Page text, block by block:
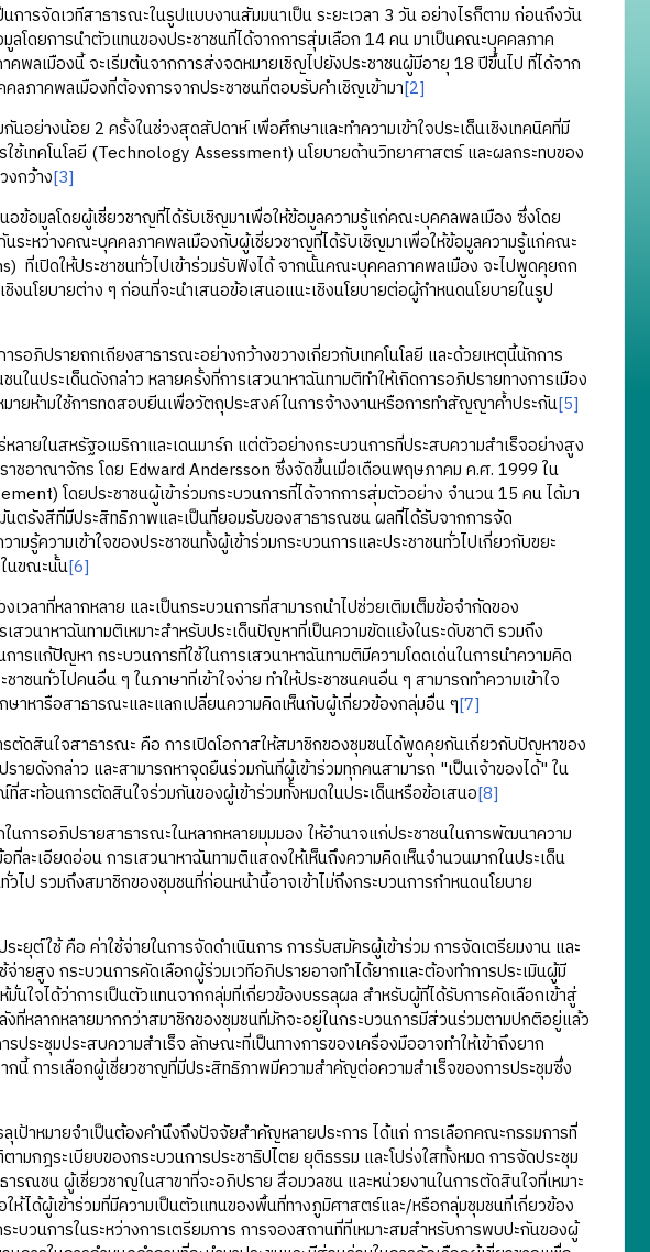
รจัดเวทีสาธารณะในรูปแบบงานสัมมนาเป็น ระยะเวลา 3 วัน อย่างไรก็ตาม ก่อนถึงวัน
โดยการนำตัวแทนของประชาชนที่ได้จากการสุ่มเลือก 14 คน มาเป็นคณะบุคคลภาค
ลเมืองนี้ จะเริ่มต้นจากการส่งจดหมายเชิญไปยังประชาชนผู้มีอายุ 18 ปีขึ้นไป ที่ได้จาก
ภาคพลเมืองที่ต้องการจากประชาชนที่ตอบรับคำเชิญเข้ามา[2]
งน้อย 2 ครั้งในช่วงสุดสัปดาห์ เพื่อศึกษาและทำความเข้าใจประเด็นเชิงเทคนิคที่มี
ช้เทคโนโลยี (Technology Assessment) นโยบายด้านวิทยาศาสตร์ และผลกระทบของ
งกว้าง[3]
อมูลโดยผู้เชี่ยวชาญที่ได้รับเชิญมาเพื่อให้ข้อมูลความรู้แก่คณะบุคคลพลเมือง ซึ่งโดย
ระหว่างคณะบุคคลภาคพลเมืองกับผู้เชี่ยวชาญที่ได้รับเชิญมาเพื่อให้ข้อมูลความรู้แก่คณะ
ที่เปิดให้ประชาชนทั่วไปเข้าร่วมรับฟังได้ จากนั้นคณะบุคคลภาคพลเมือง จะไปพูดคุยถก
นโยบายต่าง ๆ ก่อนที่จะนำเสนอข้อเสนอแนะเชิงนโยบายต่อผู้กำหนดนโยบายในรูป
ภิปรายถกเถียงสาธารณะอย่างกว้างขวางเกี่ยวกับเทคโนโลยี และด้วยเหตุนี้นักการ
นประเด็นดังกล่าว หลายครั้งที่การเสวนาหาฉันทามติทำให้เกิดการอภิปรายทางการเมือง
ยห้ามใช้การทดสอบยีนเพื่อวัตถุประสงค์ในการจ้างงานหรือการทำสัญญาค้ำประกัน[5]
ในสหรัฐอเมริกาและเดนมาร์ก แต่ตัวอย่างกระบวนการที่ประสบความสำเร็จอย่างสูง
ชอาณาจักร โดย Edward Andersson ซึ่งจัดขึ้นเมื่อเดือนพฤษภาคม ค.ศ. 1999 ใน
โดยประชาชนผู้เข้าร่วมกระบวนการที่ได้จากการสุ่มตัวอย่าง จำนวน 15 คน ได้มา
ตรังสีที่มีประสิทธิภาพและเป็นที่ยอมรับของสาธารณชน ผลที่ได้รับจากการจัด
รู้ความเข้าใจของประชาชนทั้งผู้เข้าร่วมกระบวนการและประชาชนทั่วไปเกี่ยวกับขยะ
นขณะนั้น[6]
าที่หลากหลาย และเป็นกระบวนการที่สามารถนำไปช่วยเติมเต็มข้อจำกัดของ
วนาหาฉันทามติเหมาะสำหรับประเด็นปัญหาที่เป็นความขัดแย้งในระดับชาติ รวมถึง
รแก้ปัญหา กระบวนการที่ใช้ในการเสวนาหาฉันทามติมีความโดดเด่นในการนำความคิด
ชนทั่วไปคนอื่น ๆ ในภาษาที่เข้าใจง่าย ทำให้ประชาชนคนอื่น ๆ สามารถทำความเข้าใจ
าหารือสาธารณะและแลกเปลี่ยนความคิดเห็นกับผู้เกี่ยวข้องกลุ่มอื่น ๆ[7]
ดสินใจสาธารณะ คือ การเปิดโอกาสให้สมาชิกของชุมชนได้พูดคุยกันเกี่ยวกับปัญหาของ
ายดังกล่าว และสามารถหาจุดยืนร่วมกันที่ผู้เข้าร่วมทุกคนสามารถ "เป็นเจ้าของได้" ใน
ะท้อนการตัดสินใจร่วมกันของผู้เข้าร่วมทั้งหมดในประเด็นหรือข้อเสนอ[8]
รอภิปรายสาธารณะในหลากหลายมุมมอง ให้อำนาจแก่ประชาชนในการพัฒนาความ
ะเอียดอ่อน การเสวนาหาฉันทามติแสดงให้เห็นถึงความคิดเห็นจำนวนมากในประเด็น
ไป รวมถึงสมาชิกของชุมชนที่ก่อนหน้านี้อาจเข้าไม่ถึงกระบวนการกำหนดนโยบาย
ใช้ คือ ค่าใช้จ่ายในการจัดดำเนินการ การรับสมัครผู้เข้าร่วม การจัดเตรียมงาน และ
ายสูง กระบวนการคัดเลือกผู้ร่วมเวทีอภิปรายอาจทำได้ยากและต้องทำการประเมินผู้มี
นใจได้ว่าการเป็นตัวแทนจากกลุ่มที่เกี่ยวข้องบรรลุผล สำหรับผู้ที่ได้รับการคัดเลือกเข้าสู่
ที่หลากหลายมากกว่าสมาชิกของชุมชนที่มักจะอยู่ในกระบวนการมีส่วนร่วมตามปกติอยู่แล้ว
ระชุมประสบความสำเร็จ ลักษณะที่เป็นทางการของเครื่องมืออาจทำให้เข้าถึงยาก
นี้ การเลือกผู้เชี่ยวชาญที่มีประสิทธิภาพมีความสำคัญต่อความสำเร็จของการประชุมซึ่ง
หมายจำเป็นต้องคำนึงถึงปัจจัยสำคัญหลายประการ ได้แก่ การเลือกคณะกรรมการที่
กฎระเบียบของกระบวนการประชาธิปไตย ยุติธรรม และโปร่งใสทั้งหมด การจัดประชุม
รณชน ผู้เชี่ยวชาญในสาขาที่จะอภิปราย สื่อมวลชน และหน่วยงานในการตัดสินใจที่เหมาะ
ได้ผู้เข้าร่วมที่มีความเป็นตัวแทนของพื้นที่ทางภูมิศาสตร์และ/หรือกลุ่มชุมชนที่เกี่ยวข้อง
บวนการในระหว่างการเตรียมการ การจองสถานที่ที่เหมาะสมสำหรับการพบปะกันของผู้